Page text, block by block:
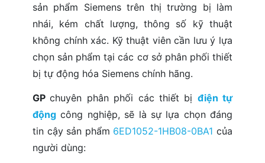
sản phẩm Siemens trên thị trường bị làm
nhái, kém chất lượng, thông số kỹ thuật
không chính xác. Kỹ thuật viên cần lưu ý lựa
chọn sản phẩm tại các cơ sở phân phối thiết
bị tự động hóa Siemens chính hãng.
GPchuyên phân phối các thiết bị điện tự
động công nghiệp, sẽ là sự lựa chọn đáng
tin cậy sản phẩm 6ED1052-1HB08-0BA1 của
người dùng: